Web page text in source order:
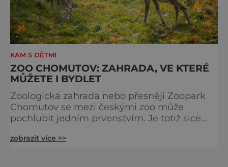
KAM S DĚTMI
ZOO CHOMUTOV: ZAHRADA, VE KTERÉ
MŮŽETE I BYDLET
Zoologická zahrada nebo přesněji Zoopark
Chomutov se mezi českými zoo může
pochlubit jedním prvenstvím. Je totiž sice
rozlohou 112 hektarů největší českou zoo,
zobrazit více >>